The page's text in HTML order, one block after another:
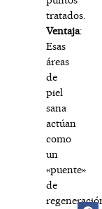
tratados.
Ventaja:
Esas
áreas
de
piel
sana
actúan
como
un
«puente»
de